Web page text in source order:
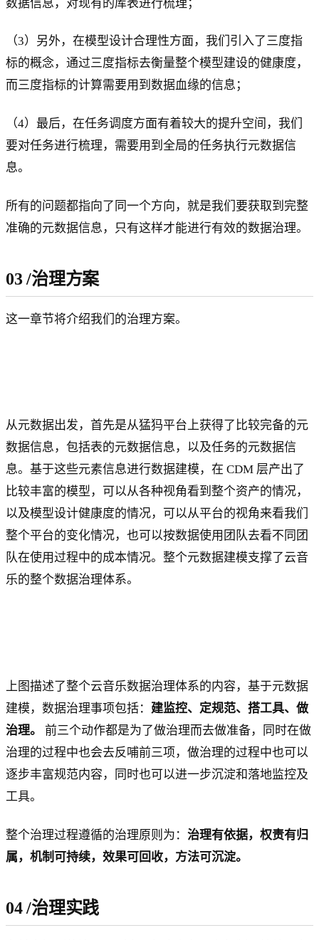
数据信息，对现有的库表进行梳理；
（3）另外，在模型设计合理性方面，我们引入了三度指
标的概念，通过三度指标去衡量整个模型建设的健康度，
而三度指标的计算需要用到数据血缘的信息；
（4）最后，在任务调度方面有着较大的提升空间，我们
要对任务进行梳理，需要用到全局的任务执行元数据信
息。
所有的问题都指向了同一个方向，就是我们要获取到完整
准确的元数据信息，只有这样才能进行有效的数据治理。
03/治理方案
这一章节将介绍我们的治理方案。
从元数据出发，首先是从猛犸平台上获得了比较完备的元
数据信息，包括表的元数据信息，以及任务的元数据信
息。基于这些元素信息进行数据建模，在 CDM 层产出了
比较丰富的模型，可以从各种视角看到整个资产的情况，
以及模型设计健康度的情况，可以从平台的视角来看我们
整个平台的变化情况，也可以按数据使用团队去看不同团
队在使用过程中的成本情况。整个元数据建模支撑了云音
乐的整个数据治理体系。
上图描述了整个云音乐数据治理体系的内容，基于元数据
建模，数据治理事项包括： 建监控、定规范、搭工具、做
治理。
前三个动作都是为了做治理而去做准备，同时在做
治理的过程中也会去反哺前三项，做治理的过程中也可以
逐步丰富规范内容，同时也可以进一步沉淀和落地监控及
工具。
整个治理过程遵循的治理原则为： 治理有依据，权责有归
属，机制可持续，效果可回收，方法可沉淀。
04/治理实践